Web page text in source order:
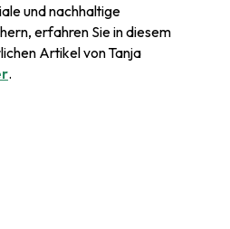
und nachhaltige
erfahren Sie in diesem
Artikel von Tanja
.